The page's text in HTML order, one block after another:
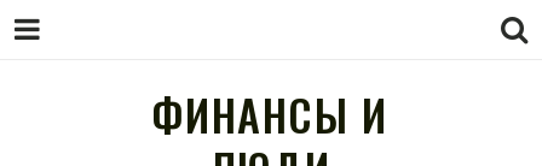
ФИНАНСЫ И